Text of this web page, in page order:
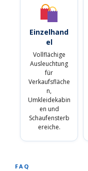
Einzelhand
el
Vollflächige
Ausleuchtung
für
Verkaufsfläche
n,
Umkleidekabin
en und
Schaufensterb
ereiche.
FAQ